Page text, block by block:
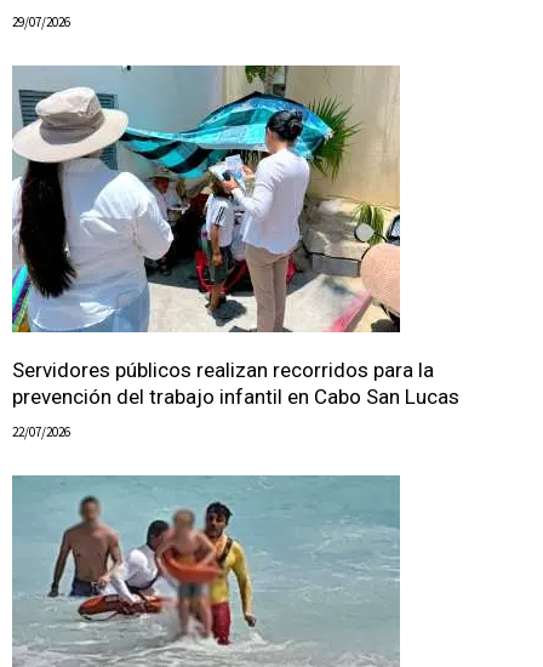
29/07/2026
Servidores públicos realizan recorridos para la
prevención del trabajo infantil en Cabo San Lucas
22/07/2026